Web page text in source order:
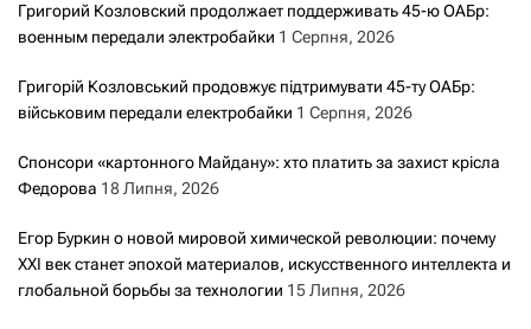
Григорий Козловский продолжает поддерживать 45-ю ОАБр:
военным передали электробайки 1 Серпня, 2026
Григорій Козловський продовжує підтримувати 45-ту ОАБр:
військовим передали електробайки 1 Серпня, 2026
Спонсори «картонного Майдану»: хто платить за захист крісла
Федорова 18 Липня, 2026
Егор Буркин о новой мировой химической революции: почему
XXI век станет эпохой материалов, искусственного интеллекта и
глобальной борьбы за технологии 15 Липня, 2026